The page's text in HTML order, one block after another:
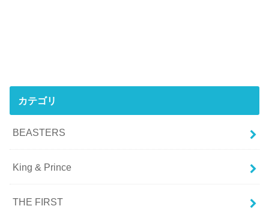
カテゴリ
BEASTERS
King & Prince
THE FIRST